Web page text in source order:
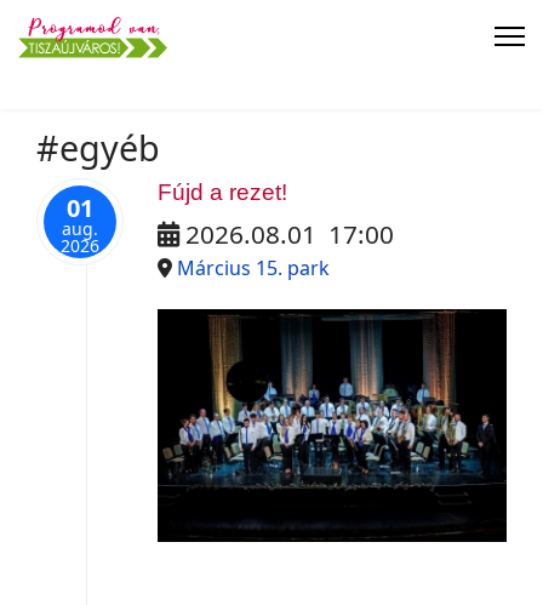
#egyéb
01
aug.
2026
Fújd a rezet!
2026.08.01 17:00
Március 15. park